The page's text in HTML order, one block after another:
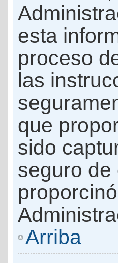
esta
proceso
las
que
sido
seguro de
Arriba